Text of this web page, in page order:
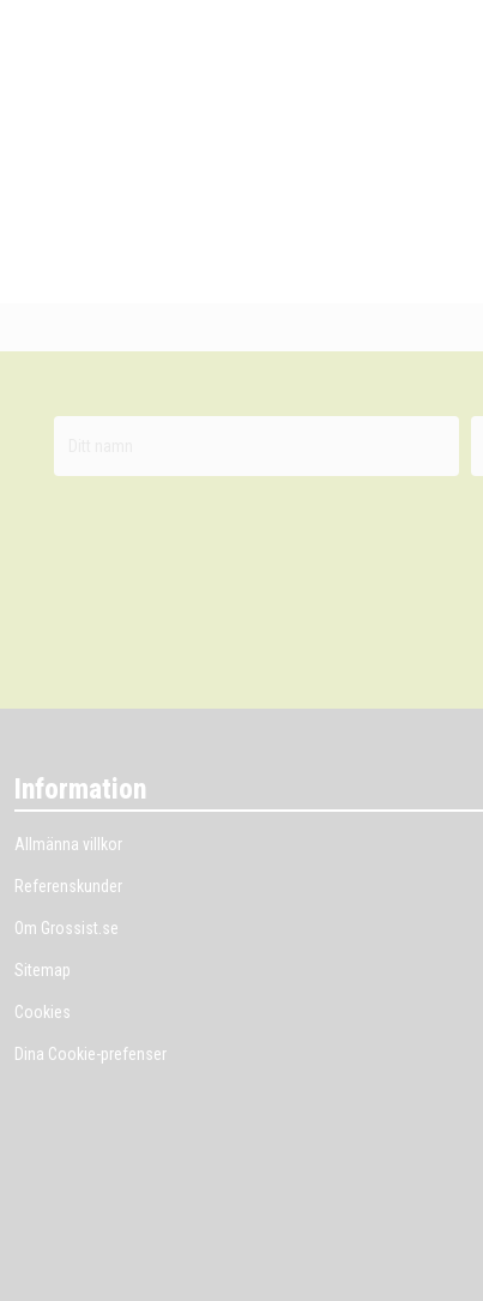
Information
Allmänna villkor
Referenskunder
Om Grossist.se
Sitemap
Cookies
Dina Cookie-prefenser